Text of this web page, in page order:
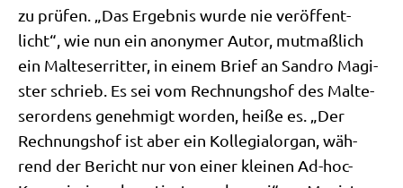
zu prü­fen. „Das Ergeb­nis wur­de nie ver­öf­fent­
licht“, wie nun ein anony­mer Autor, mut­maß­lich
ein Mal­te­ser­rit­ter, in einem Brief an San­dro Magi­
ster schrieb. Es sei vom Rech­nungs­hof des Mal­te­
ser­or­dens geneh­migt wor­den, hei­ße es. „Der
Rech­nungs­hof ist aber ein Kol­le­gi­al­or­gan, wäh­
rend der Bericht nur von einer klei­nen Ad-hoc-